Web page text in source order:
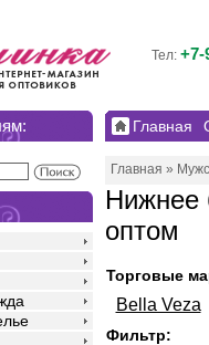
Тел: +7-
Главная
Главная »
Нижнее
оптом
Торговые
Bella Veza
Фильтр: